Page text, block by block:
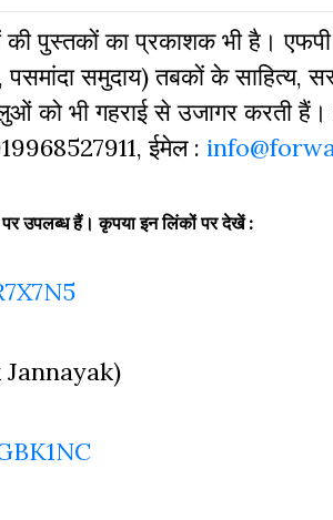
की पुस्‍तकों का प्रकाशक भी है।
समुदाय) तबकों के साहित्‍य,
को भी गहराई से उजागर करती
ईमेल :
पर उपलब्ध हैं। कृपया इन लिंकों पर देखें :
Jannayak)